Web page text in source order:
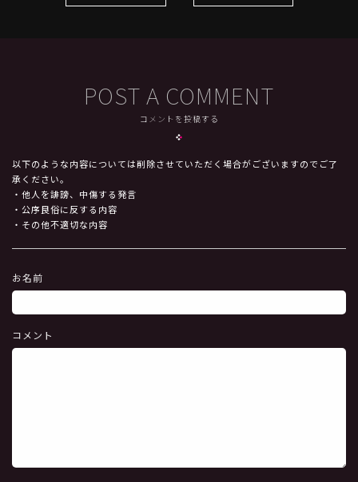
POST A COMMENT
コメントを投稿する
以下のような内容については削除させていただく場合がございますのでご了
承ください。
・他人を誹謗、中傷する発言
・公序良俗に反する内容
・その他不適切な内容
お名前
コメント